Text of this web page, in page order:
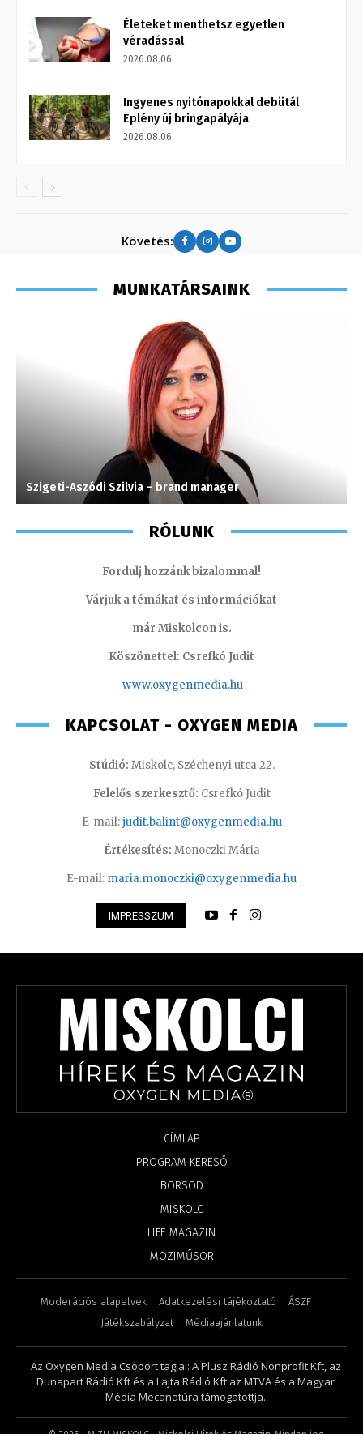
Életeket menthetsz egyetlen
véradással
2026.08.06.
Ingyenes nyitónapokkal debütál
Eplény új bringapályája
2026.08.06.
Követés:
MUNKATÁRSAINK
Szigeti-Aszódi Szilvia – brand manager
RÓLUNK
Fordulj hozzánk bizalommal!
Várjuk a témákat és információkat
már Miskolcon is.
Köszönettel: Csrefkó Judit
www.oxygenmedia.hu
KAPCSOLAT - OXYGEN MEDIA
Stúdió: Miskolc, Széchenyi utca 22.
Felelős szerkesztő: Csrefkó Judit
E-mail:judit.balint@oxygenmedia.hu
Értékesítés: Monoczki Mária
E-mail: maria.monoczki@oxygenmedia.hu
IMPRESSZUM
CÍMLAP
PROGRAM KERESŐ
BORSOD
MISKOLC
LIFE MAGAZIN
MOZIMŰSOR
Moderációs alapelvek Adatkezelési tájékoztató
ÁSZF
Játékszabályzat
Médiaajánlatunk
Az Oxygen Media Csoport tagjai: A Plusz Rádió Nonprofit Kft, az
Dunapart Rádió Kft és a Lajta Rádió Kft az MTVA és a Magyar
Média Mecanatúra támogatottja.